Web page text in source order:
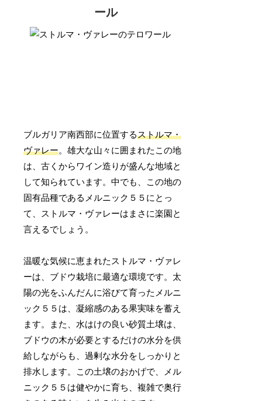
ール
ブルガリア南西部に位置するストルマ・
ヴァレー。雄大な山々に囲まれたこの地
は、古くからワイン造りが盛んな地域と
して知られています。中でも、この地の
固有品種であるメルニック５５にとっ
て、ストルマ・ヴァレーはまさに楽園と
言えるでしょう。
温暖な気候に恵まれたストルマ・ヴァレ
ーは、ブドウ栽培に最適な環境です。太
陽の光をふんだんに浴びて育ったメルニ
ック５５は、凝縮感のある果実味を蓄え
ます。また、水はけの良い砂質土壌は、
ブドウの木が必要とするだけの水分を供
給しながらも、過剰な水分をしっかりと
排水します。この土壌のおかげで、メル
ニック５５は健やかに育ち、複雑で奥行